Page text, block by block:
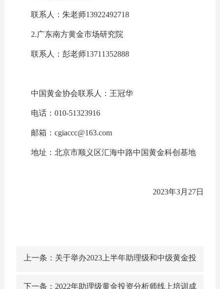
联系人：朱老师13922492718
2.广东南方黄金市场研究院
联系人：彭老师13711352888
中国黄金协会联系人：王冠华
电话：010-51323916
邮箱：cgiaccc@163.com
地址：北京市顺义区汇海中路中国黄金科创基地
2023年3月27日
上一条：关于举办2023上半年助理级和中级黄金投
下一条：2022年助理级黄金投资分析师线上培训成